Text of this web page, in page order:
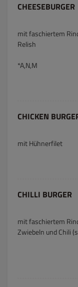
CHEESEBURGER
mit faschiertem
Relish
*A,N,M
CHICKEN
mit Hühnerfilet
CHILLI BURGER
mit faschiertem
Zwiebeln und Chili